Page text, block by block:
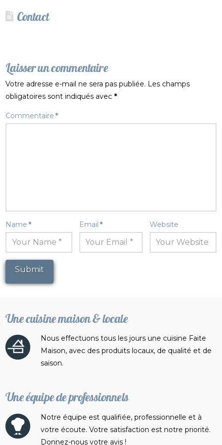
Contact
Laisser un commentaire
Votre adresse e-mail ne sera pas publiée. Les champs
obligatoires sont indiqués avec *
Commentaire*
Name* Email* Website
Une cuisine maison & locale
Nous effectuons tous les jours une cuisine Faite
Maison, avec des produits locaux, de qualité et de
saison.
Une équipe de professionnels
Notre équipe est qualifiée, professionnelle et à
votre écoute. Votre satisfaction est notre priorité.
Donnez-nous votre avis !